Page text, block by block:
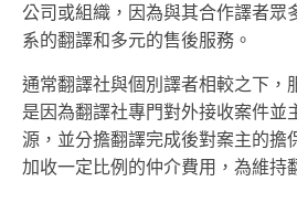
公司或組織，因為與其合作譯者眾
系的翻譯和多元的售後服務。
通常翻譯社與個別譯者相較之下，
是因為翻譯社專門對外接收案件並
源，並分擔翻譯完成後對案主的擔
加收一定比例的仲介費用，為維持